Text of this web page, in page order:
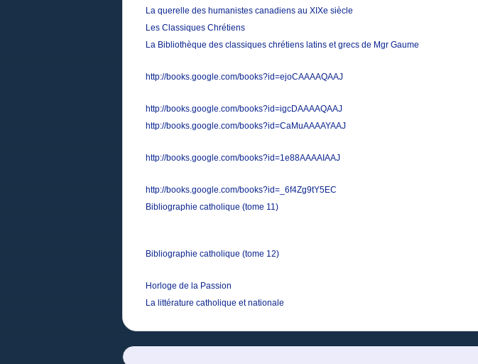
La querelle des humanistes canadiens au XIXe siècle
Les Classiques Chrétiens
La Bibliothèque des classiques chrétiens latins et grecs de Mgr Gaume
http://books.google.com/books?id=ejoCAAAAQAAJ
http://books.google.com/books?id=igcDAAAAQAAJ
http://books.google.com/books?id=CaMuAAAAYAAJ
http://books.google.com/books?id=1e88AAAAIAAJ
http://books.google.com/books?id=_6f4Zg9tY5EC
Bibliographie catholique (tome 11)
Bibliographie catholique (tome 12)
Horloge de la Passion
La littérature catholique et nationale